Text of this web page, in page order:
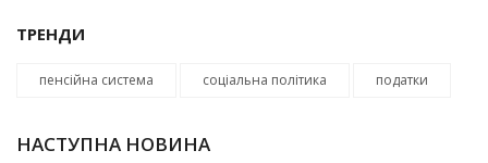
ТРЕНДИ
пенсійна система соціальна політика податки
НАСТУПНА НОВИНА